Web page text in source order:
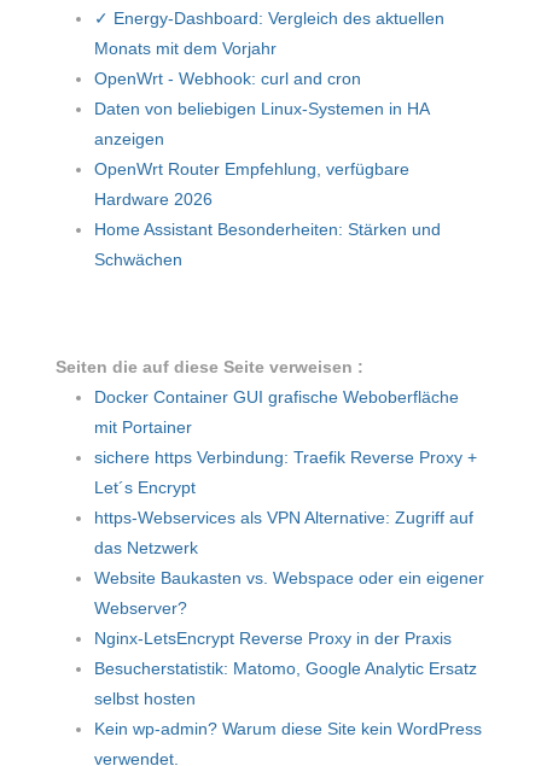
✓ Energy-Dashboard: Vergleich des aktuellen
Monats mit dem Vorjahr
OpenWrt - Webhook: curl and cron
Daten von beliebigen Linux-Systemen in HA
anzeigen
OpenWrt Router Empfehlung, verfügbare
Hardware 2026
Home Assistant Besonderheiten: Stärken und
Schwächen
Seiten die auf diese Seite verweisen :
Docker Container GUI grafische Weboberfläche
mit Portainer
sichere https Verbindung: Traefik Reverse Proxy +
Let´s Encrypt
https-Webservices als VPN Alternative: Zugriff auf
das Netzwerk
Website Baukasten vs. Webspace oder ein eigener
Webserver?
Nginx-LetsEncrypt Reverse Proxy in der Praxis
Besucherstatistik: Matomo, Google Analytic Ersatz
selbst hosten
Kein wp-admin? Warum diese Site kein WordPress
verwendet.